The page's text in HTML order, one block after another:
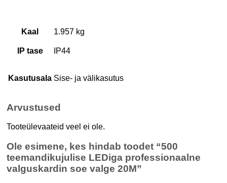
Kaal 1.957 kg
IP tase IP44
Kasutusala Sise- ja välikasutus
Arvustused
Tooteülevaateid veel ei ole.
Ole esimene, kes hindab toodet “500
teemandikujulise LEDiga professionaalne
valguskardin soe valge 20M”